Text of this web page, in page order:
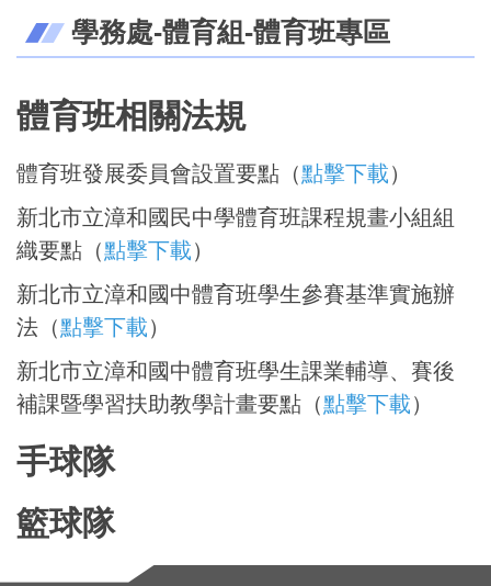
校內體育賽事
防溺宣導專區
學務處成員與執掌
訓育組
生教組
衛生組
體育組
學務處-體育組-體育班專區
體育班相關法規
體育班發展委員會設置要點（點擊下載）
新北市立漳和國民中學體育班課程規畫小組組
織要點（點擊下載）
新北市立漳和國中體育班學生參賽基準實施辦
法 （點擊下載）
新北市立漳和國中體育班學生課業輔導、賽後
補課暨學習扶助教學計畫要點 （點擊下載）
手球隊
籃球隊